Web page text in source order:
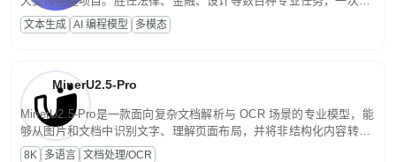
话端到端交付生产级成果。原生视觉理解贯穿规划、执行与验证全流
程，支持超长文档与长视频的深度语义解析。长程任务中自主规划与
文本生成 AI 编程模型 多模态
MinerU2.5-Pro
MinerU2.5-Pro是一款面向复杂文档解析与 OCR 场景的专业模型，能
够从图片和文档中识别文字、理解页面布局，并将非结构化内容转换
为便于存储、检索和二次处理的结构化结果。
8K 多语言 文档处理/OCR